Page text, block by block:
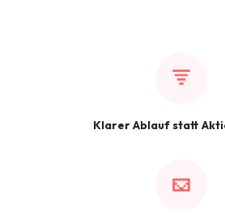
Klarer Ablauf statt